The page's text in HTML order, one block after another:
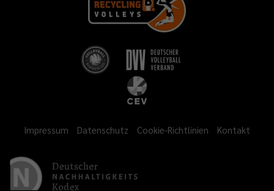
Impressum Datenschutz Cookie-Richtlinien Kontakt